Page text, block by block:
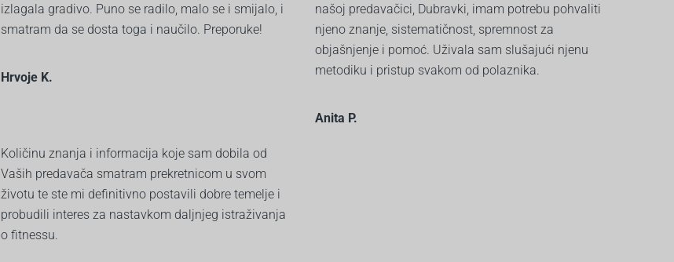
izlagala gradivo. Puno se radilo, malo se i smijalo, i
smatram da se dosta toga i naučilo. Preporuke!
Hrvoje K.
Količinu znanja i informacija koje sam dobila od
Vaših predavača smatram prekretnicom u svom
životu te ste mi definitivno postavili dobre temelje i
probudili interes za nastavkom daljnjeg istraživanja
o fitnessu.
našoj predavačici, Dubravki, imam potrebu pohvaliti
njeno znanje, sistematičnost, spremnost za
objašnjenje i pomoć. Uživala sam slušajući njenu
metodiku i pristup svakom od polaznika.
Anita P.